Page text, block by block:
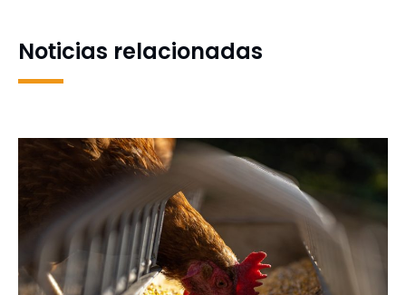
servicios públicos
Noticias relacionadas